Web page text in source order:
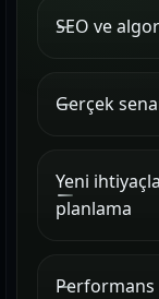
SEO ve
Gerçek
Yeni
planlama